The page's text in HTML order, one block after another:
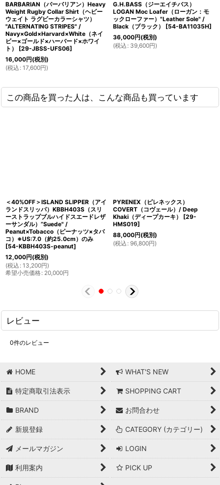
BARBARIAN（バーバリアン）Heavy
Weight Rugby Collar Shirt（ヘビー
ウェイト ラグビーカラーシャツ）
"ALTERNATING STRIPES" /
Navy×Gold×Harvard×White（ネイ
ビー×ゴールド×ハーバード×ホワイ
ト）
[29-JBSS-UFS06]
16,000円(税別)
(税込 : 17,600円)
G.H.BASS（ジーエイチバス）
LOGAN Moc Loafer（ローガン：モ
ックローファー）"Leather Sole" /
Black（ブラック）
[54-BA11035H]
36,000円(税別)
(税込 : 39,600円)
この商品を買った人は、こんな商品も買っています
＜40%OFF＞ISLAND SLIPPER（アイ
ランドスリッパ）KBBH403S（スリ
ーストラップブルハイドスエードレザ
ーサンダル）”Suede" /
Peanut×Tobacco（ピーナッツ×タバ
コ）※US:7.0（約25.0cm）のみ
[54-KBBH403S-peanut]
12,000円(税別)
(税込 : 13,200円)
希望小売価格: 20,000円
PYRENEX（ピレネックス）
COVERT（コヴェール）/ Deep
Khaki（ディープカーキ）
[29-
HMS019]
88,000円(税別)
(税込 : 96,800円)
レビュー
0件のレビュー
HOME WHAT'S NEW
特定商取引法表示 SHOPPING CART
BRAND お問合わせ
新規登録 CATEGORY (カテゴリー)
メールマガジン LOGIN
利用案内 PICK UP